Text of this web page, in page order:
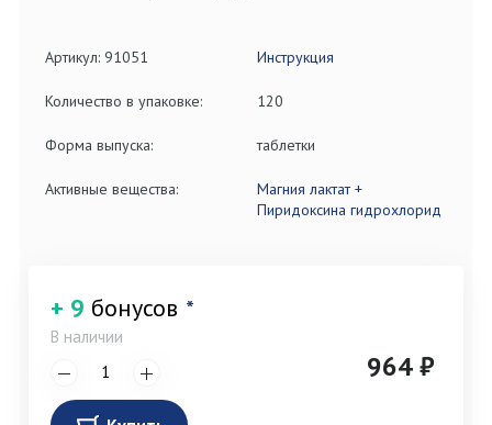
Артикул: 91051 Инструкция
Количество в упаковке: 120
Форма выпуска: таблетки
Активные вещества:
Магния лактат +
Пиридоксина гидрохлорид
+ 9 бонусов *
В наличии
964 ₽